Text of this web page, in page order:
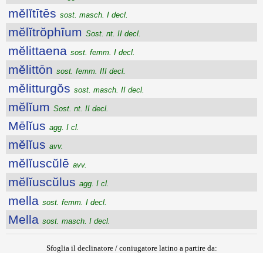
mĕlĭtītēs sost. masch. I decl.
mĕlĭtrŏphīum Sost. nt. II decl.
mĕlittaena sost. femm. I decl.
mĕlittōn sost. femm. III decl.
mĕlitturgŏs sost. masch. II decl.
mĕlĭum Sost. nt. II decl.
Mēlĭus agg. I cl.
mĕlĭus avv.
mĕlĭuscŭlē avv.
mĕlĭuscŭlus agg. I cl.
mella sost. femm. I decl.
Mella sost. masch. I decl.
Sfoglia il declinatore / coniugatore latino a partire da: